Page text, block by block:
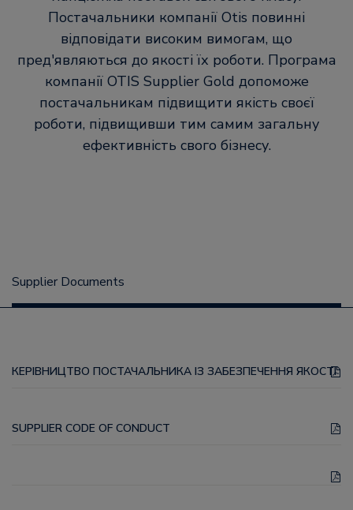
Постачальники компанії Otis повинні
відповідати високим вимогам, що
пред'являються до якості їх роботи. Програма
компанії OTIS Supplier Gold допоможе
постачальникам підвищити якість своєї
роботи, підвищивши тим самим загальну
ефективність свого бізнесу.
Supplier Documents
КЕРІВНИЦТВО ПОСТАЧАЛЬНИКА ІЗ ЗАБЕЗПЕЧЕННЯ ЯКОСТІ
SUPPLIER CODE OF CONDUCT